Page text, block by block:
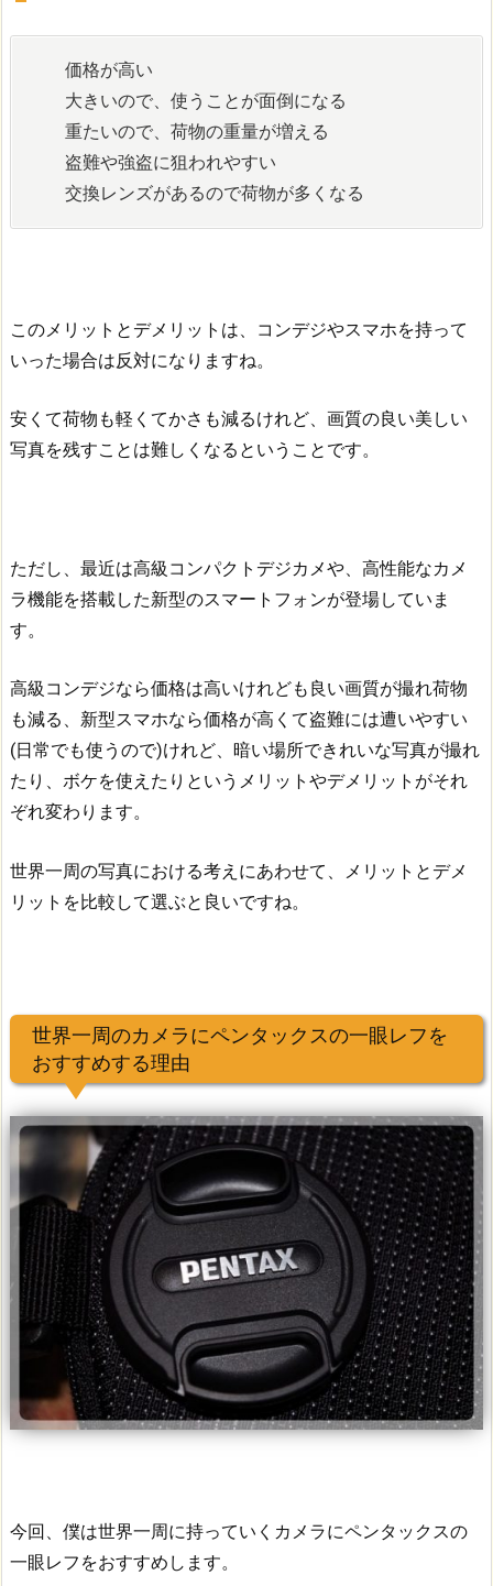
価格が高い
大きいので、使うことが面倒になる
重たいので、荷物の重量が増える
盗難や強盗に狙われやすい
交換レンズがあるので荷物が多くなる
このメリットとデメリットは、コンデジやスマホを持って
いった場合は反対になりますね。
安くて荷物も軽くてかさも減るけれど、画質の良い美しい
写真を残すことは難しくなるということです。
ただし、最近は高級コンパクトデジカメや、高性能なカメ
ラ機能を搭載した新型のスマートフォンが登場していま
す。
高級コンデジなら価格は高いけれども良い画質が撮れ荷物
も減る、新型スマホなら価格が高くて盗難には遭いやすい
(日常でも使うので)けれど、暗い場所できれいな写真が撮れ
たり、ボケを使えたりというメリットやデメリットがそれ
ぞれ変わります。
世界一周の写真における考えにあわせて、メリットとデメ
リットを比較して選ぶと良いですね。
世界一周のカメラにペンタックスの一眼レフを
おすすめする理由
今回、僕は世界一周に持っていくカメラにペンタックスの
一眼レフをおすすめします。